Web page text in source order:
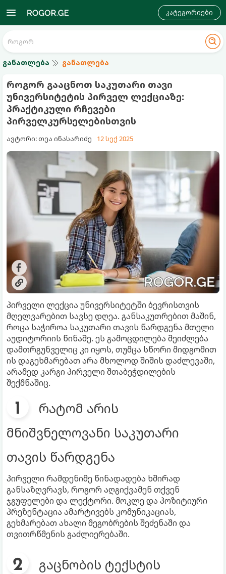
კატეგორიები
განათლება განათლება
როგორ გააცნოთ საკუთარი თავი
უნივერსიტეტის პირველ ლექციაზე:
პრაქტიკული რჩევები
პირველკურსელებისთვის
ავტორი: თეა ინასარიძე 12 სექ 2025
პირველი ლექცია უნივერსიტეტში ბევრისთვის
მღელვარებით სავსე დღეა. განსაკუთრებით მაშინ,
როცა საჭიროა საკუთარი თავის წარდგენა მთელი
აუდიტორიის წინაშე. ეს გამოცდილება შეიძლება
დამთრგუნველიც კი იყოს, თუმცა სწორი მიდგომით
ის დაგეხმარებათ არა მხოლოდ შიშის დაძლევაში,
არამედ კარგი პირველი შთაბეჭდილების
შექმნაშიც.
რატომ არის
მნიშვნელოვანი საკუთარი
თავის წარდგენა
პირველი რამდენიმე წინადადება ხშირად
განსაზღვრავს, როგორ აღგიქვამენ თქვენ
ჯგუფელები და ლექტორი. მოკლე და პოზიტიური
პრეზენტაცია ამარტივებს კომუნიკაციას,
გეხმარებათ ახალი მეგობრების შეძენაში და
თვითრწმენის გაძლიერებაში.
გაცნობის ტექსტის